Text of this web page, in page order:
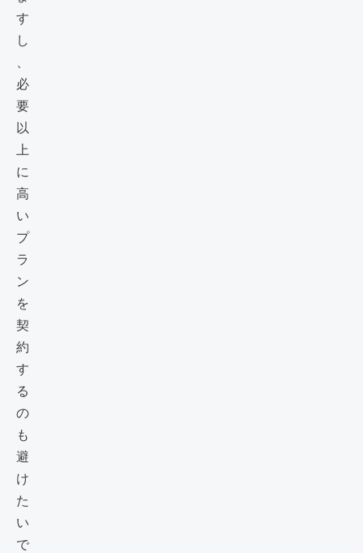
す
し
、
必
要
以
上
に
高
い
プ
ラ
ン
を
契
約
す
る
の
も
避
け
た
い
で